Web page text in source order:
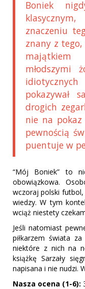
Boniek
znaczeniu
znany z tego,
młodszymi
pokazywał
drogich
nie na
pewnością
puentuje w
“Mój Boniek” to
obowiązkowa.
wczoraj polski
wiedzy. W tym
wciąż niestety
Jeśli natomiast
piłkarzem świata
niektóre z nich na
książkę Sarzały
napisana i nie nudzi.
Nasza ocena (1-6):